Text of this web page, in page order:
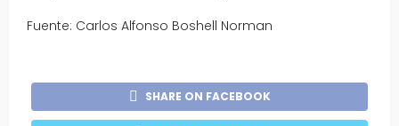
Fuente: Carlos Alfonso Boshell Norman
SHARE ON FACEBOOK